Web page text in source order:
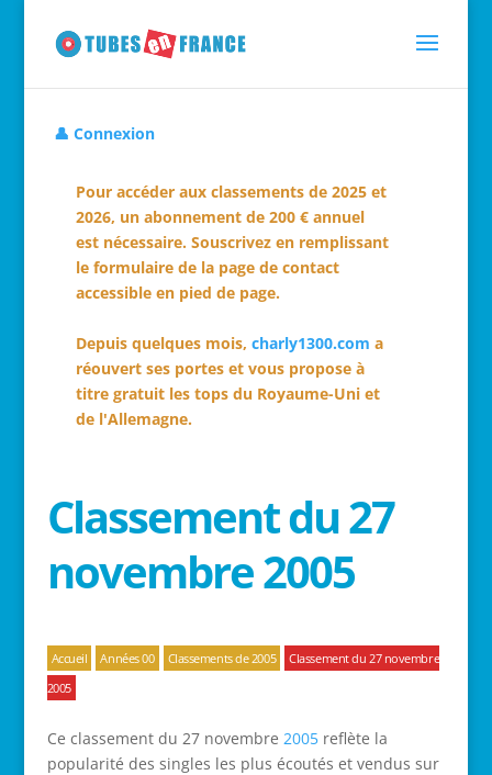
👤 Connexion
Pour accéder aux classements de 2025 et
2026, un abonnement de 200 € annuel
est nécessaire. Souscrivez en remplissant
le formulaire de la page de contact
accessible en pied de page.
Depuis quelques mois, charly1300.com a
réouvert ses portes et vous propose à
titre gratuit les tops du Royaume-Uni et
de l'Allemagne.
Classement du 27
novembre 2005
Accueil Années 00 Classements de 2005
Classement du 27 novembre
2005
Ce classement du 27 novembre 2005reflète la
popularité des singles les plus écoutés et vendus sur